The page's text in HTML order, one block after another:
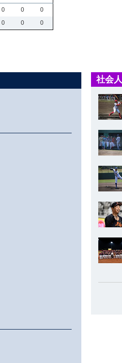
0 0
0
0 0 0
社会